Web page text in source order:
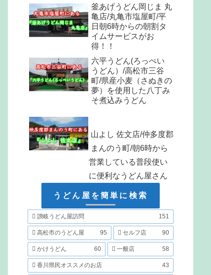
釜あげうどん岡じま 丸
亀店/丸亀市塩屋町/平
日朝6時からの朝割タ
イムサービスがお
得！！
六平うどん(ろっぺい
うどん）/高松市三谷
町/県産小麦（さぬきの
夢）を使用した八丁み
そ煮込みうどん
山よし 佐文店/仲多度郡
まんのう町/朝6時から
営業している普段使い
に便利なうどん屋さん
うどん屋を簡単に検索
讃岐うどん屋訪問 151
高松市のうどん屋 95 セルフ店 90
かけうどん 60 一般店 58
香川県民オススメのお店 43